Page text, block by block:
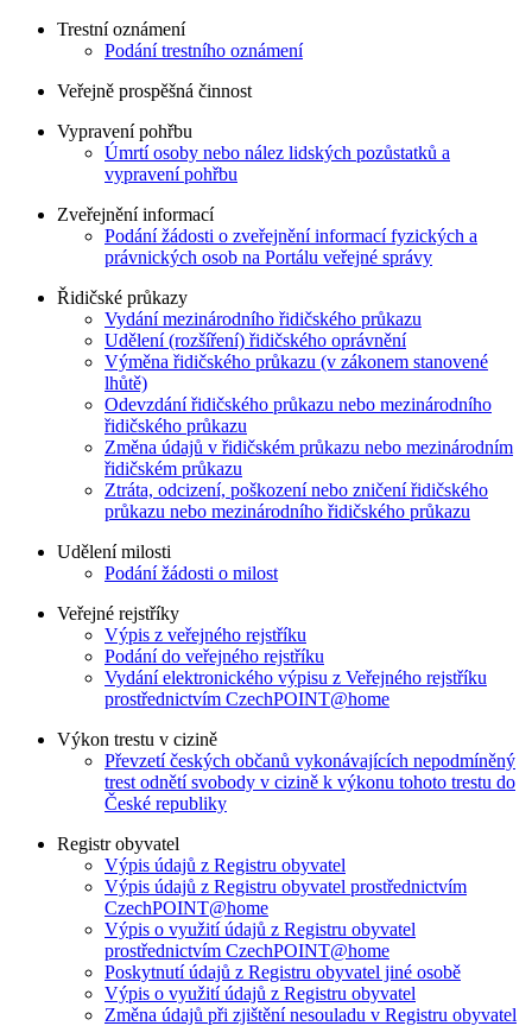
Trestní oznámení
Podání trestního oznámení
Veřejně prospěšná činnost
Vypravení pohřbu
Úmrtí osoby nebo nález lidských pozůstatků a
vypravení pohřbu
Zveřejnění informací
Podání žádosti o zveřejnění informací fyzických a
právnických osob na Portálu veřejné správy
Řidičské průkazy
Vydání mezinárodního řidičského průkazu
Udělení (rozšíření) řidičského oprávnění
Výměna řidičského průkazu (v zákonem stanovené
lhůtě)
Odevzdání řidičského průkazu nebo mezinárodního
řidičského průkazu
Změna údajů v řidičském průkazu nebo mezinárodním
řidičském průkazu
Ztráta, odcizení, poškození nebo zničení řidičského
průkazu nebo mezinárodního řidičského průkazu
Udělení milosti
Podání žádosti o milost
Veřejné rejstříky
Výpis z veřejného rejstříku
Podání do veřejného rejstříku
Vydání elektronického výpisu z Veřejného rejstříku
prostřednictvím CzechPOINT@home
Výkon trestu v cizině
Převzetí českých občanů vykonávajících nepodmíněný
trest odnětí svobody v cizině k výkonu tohoto trestu do
České republiky
Registr obyvatel
Výpis údajů z Registru obyvatel
Výpis údajů z Registru obyvatel prostřednictvím
CzechPOINT@home
Výpis o využití údajů z Registru obyvatel
prostřednictvím CzechPOINT@home
Poskytnutí údajů z Registru obyvatel jiné osobě
Výpis o využití údajů z Registru obyvatel
Změna údajů při zjištění nesouladu v Registru obyvatel